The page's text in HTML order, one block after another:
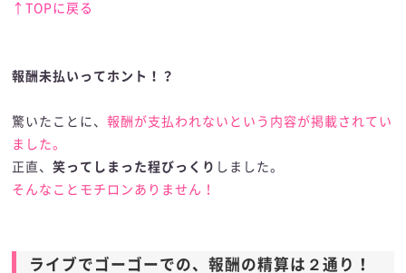
↑TOPに戻る
報酬未払いってホント！？
驚いたことに、報酬が支払われないという内容が掲載されてい
ました。
正直、笑ってしまった程びっくり しました。
そんなことモチロンありません！
ライブでゴーゴーでの、報酬の精算は２通り！